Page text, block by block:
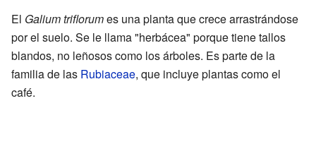
El Galium triflorumes una planta que crece arrastrándose
por el suelo. Se le llama "herbácea" porque tiene tallos
blandos, no leñosos como los árboles. Es parte de la
familia de las Rubiaceae, que incluye plantas como el
café.